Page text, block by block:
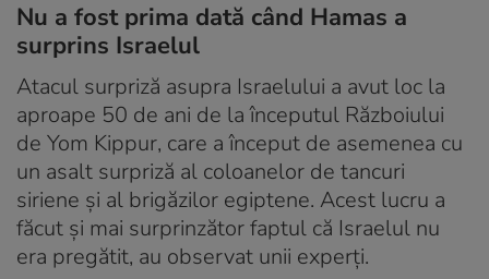
Nu a fost prima dată când Hamas a
surprins Israelul
Atacul surpriză asupra Israelului a avut loc la
aproape 50 de ani de la începutul Războiului
de Yom Kippur, care a început de asemenea cu
un asalt surpriză al coloanelor de tancuri
siriene și al brigăzilor egiptene. Acest lucru a
făcut și mai surprinzător faptul că Israelul nu
era pregătit, au observat unii experți.